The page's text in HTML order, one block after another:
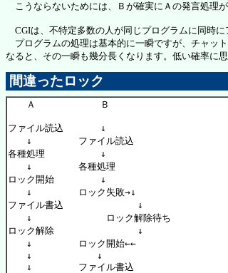
こうならないためには、Ｂが確実にＡの発言処理
CGIは、不特定多数の人が同じプログラムに同時に
プログラムの処理は基本的に一瞬ですが、チャッ
なると、その一瞬も幾分長くなります。低い確率に
間違ったロック
Ａ　　　　　　　Ｂ
ファイル読込　　　　↓
↓　　　　　ファイル読込
各種処理　　　　　　↓
↓　　　　　各種処理
ロック開始　　　　　↓
↓　　　　　ロック失敗→↓
ファイル書込　　　　　　　　↓
↓　　　　　　　　ロック解除待ち
ロック解除　　　　　　　　　↓
↓　　　　　ロック開始←←
↓　　　　　　　↓
↓　　　　　ファイル書込